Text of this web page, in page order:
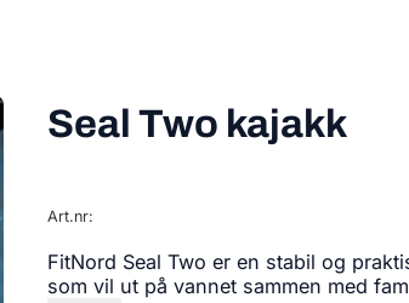
Seal Two kajakk
Art.nr:
FitNord Seal Two er en stabil og
som vil ut på vannet sammen med